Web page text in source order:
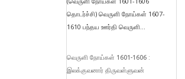
தொடர்ச்சி) வெருளி நோய்கள் 1607-
1610 பந்தய ஊர்தி வெருளி...
வெருளி நோய்கள் 1601-1606 :
இலக்குவனார் திருவள்ளுவன்